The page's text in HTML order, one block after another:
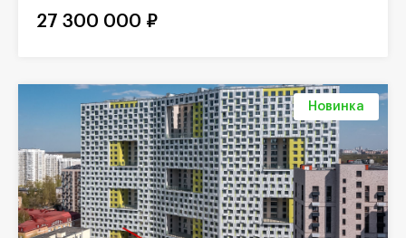
27 300 000 ₽
Новинка